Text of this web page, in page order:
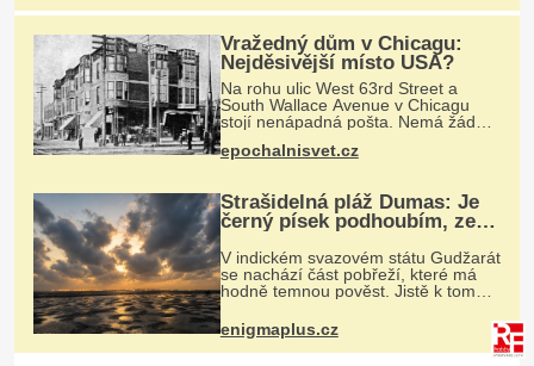
na
Vražedný dům v Chicagu:
Nejděsivější místo USA?
Na rohu ulic West 63rd Street a
South Wallace Avenue v Chicagu
stojí nenápadná pošta. Nemá žádný
speciální nápis ani pamětní desku. A
přesto prý místní zaměstnanci neradi
epochalnisvet.cz
Strašidelná pláž Dumas: Je
černý písek podhoubím, ze
kterého roste zlo?
V indickém svazovém státu Gudžarát
se nachází část pobřeží, které má
hodně temnou pověst. Jistě k tomu
přispívá i černý písek této pláže.
Proč má pláž takové netypické
zbarvení? Nakolik jsou pravdivé
enigmaplus.cz